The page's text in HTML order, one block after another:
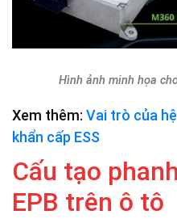
Hình ảnh minh họa
Xem thêm: Vai trò của
khẩn cấp ESS
Cấu tạo
EPB trên ô tô